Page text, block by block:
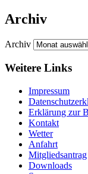
Archiv
Archiv
Weitere Links
Impressum
Erklärung zur
Kontakt
Wetter
Anfahrt
Mitgliedsantrag
Downloads